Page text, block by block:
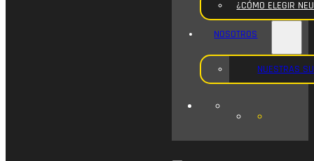
¿CÓMO ELEGIR
NOSOTROS
NUESTRAS